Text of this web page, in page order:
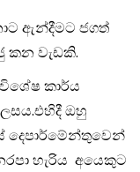
ඇන්දීමට ජගත්
කන වැඩකි.
කාර්ය
ඔහු
දෙපාර්මේන්තුවෙන්
හැරිය අයෙකුට